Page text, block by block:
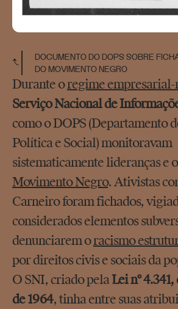
DOCUMENTO DO DOPS SOBRE
DO MOVIMENTO NEGRO
Durante oregime
Serviço Nacional de
como o DOPS (Departamento
Política e Social) monitoravam
sistematicamente lideranças e
Movimento Negro. Ativistas
Carneiro foram fichados,
considerados elementos
denunciarem oracismo
por direitos civis e sociais da
O SNI, criado pelaLei nº
de 1964, tinha entre suas